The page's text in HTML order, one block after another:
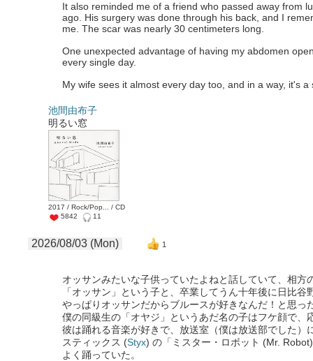
It also reminded me of a friend who passed away from
ago. His surgery was done through his back, and I
me. The scar was nearly 30 centimeters long.
One unexpected advantage of having my abdomen
every single day.
My wife sees it almost every day too, and in a way, it's
池間由布子
明るい窓
2017 / Rock/Pop... / CD
5842
11
2026/08/03 (Mon) 1
オッサンみたいな子供っていたよねと話していて、相方
「オッサン」という子と、卒業してうん十年後に日比
やっぱりオッサンだからブルースが好きなんだ！と思っ
僕の同級生の「オヤジ」というあだ名の子はフケ顔で、
彼は踊れる音楽が好きで、放送室（僕は放送部でした）
スティックス (Styx) の「ミスター・ロボット (Mr.
よく踊っていた。